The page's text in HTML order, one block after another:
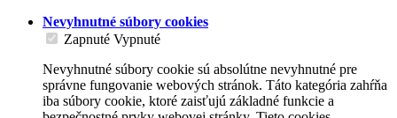
Nevyhnutné súbory cookies
Zapnuté Vypnuté
Nevyhnutné súbory cookie sú absolútne nevyhnutné pre
správne fungovanie webových stránok. Táto kategória zahŕňa
iba súbory cookie, ktoré zaisťujú základné funkcie a